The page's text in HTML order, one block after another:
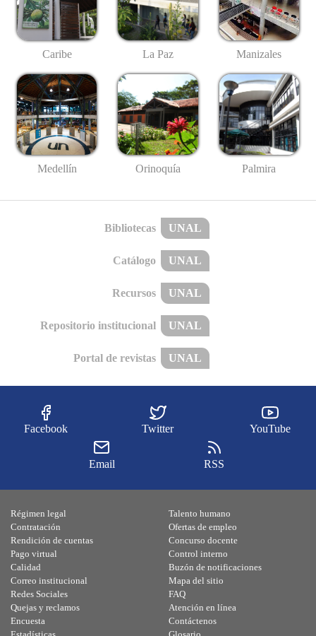
Caribe La Paz Manizales
Medellín Orinoquía Palmira
Bibliotecas UNAL
Catálogo UNAL
Recursos UNAL
Repositorio institucional UNAL
Portal de revistas UNAL
Facebook Twitter YouTube
Email RSS
Régimen legal
Contratación
Rendición de cuentas
Pago virtual
Calidad
Talento humano
Ofertas de empleo
Concurso docente
Control interno
Buzón de notificaciones
Correo institucional
Redes Sociales
Quejas y reclamos
Encuesta
Mapa del sitio
FAQ
Atención en línea
Contáctenos